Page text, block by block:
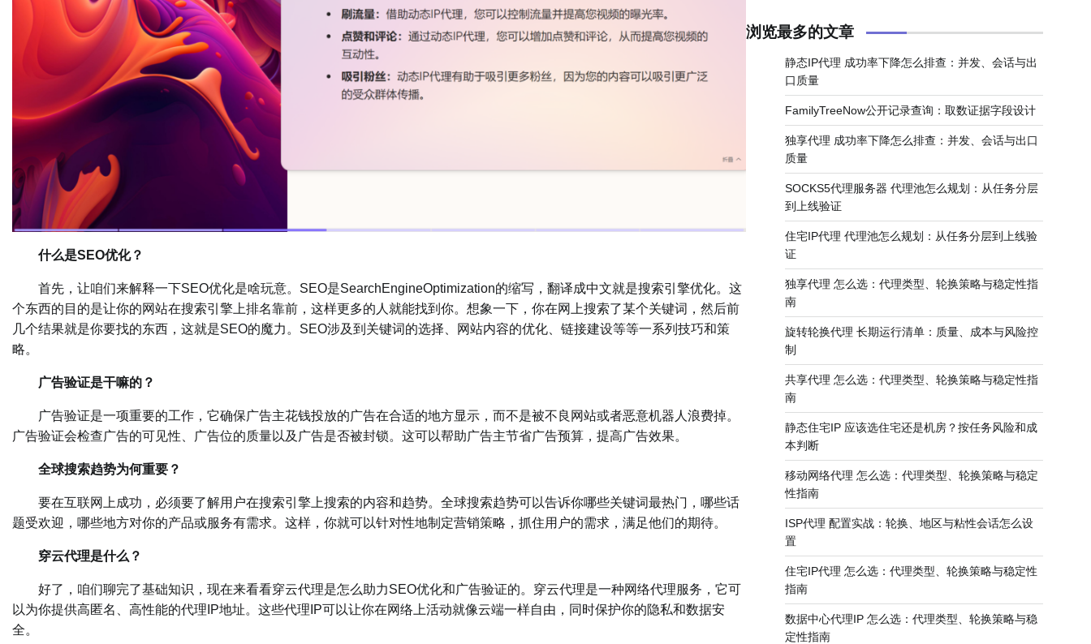
什么是SEO优化？
首先，让咱们来解释一下SEO优化是啥玩意。SEO是SearchEngineOptimization的缩写，翻译成中文就是搜索引擎优化。这
个东西的目的是让你的网站在搜索引擎上排名靠前，这样更多的人就能找到你。想象一下，你在网上搜索了某个关键词，然后前
几个结果就是你要找的东西，这就是SEO的魔力。SEO涉及到关键词的选择、网站内容的优化、链接建设等等一系列技巧和策
略。
广告验证是干嘛的？
广告验证是一项重要的工作，它确保广告主花钱投放的广告在合适的地方显示，而不是被不良网站或者恶意机器人浪费掉。
广告验证会检查广告的可见性、广告位的质量以及广告是否被封锁。这可以帮助广告主节省广告预算，提高广告效果。
全球搜索趋势为何重要？
要在互联网上成功，必须要了解用户在搜索引擎上搜索的内容和趋势。全球搜索趋势可以告诉你哪些关键词最热门，哪些话
题受欢迎，哪些地方对你的产品或服务有需求。这样，你就可以针对性地制定营销策略，抓住用户的需求，满足他们的期待。
穿云代理是什么？
好了，咱们聊完了基础知识，现在来看看穿云代理是怎么助力SEO优化和广告验证的。穿云代理是一种网络代理服务，它可
以为你提供高匿名、高性能的代理IP地址。这些代理IP可以让你在网络上活动就像云端一样自由，同时保护你的隐私和数据安
全。
浏览最多的文章
静态IP代理 成功率下降怎么排查：并发、会话与出
口质量
FamilyTreeNow公开记录查询：取数证据字段设计
独享代理 成功率下降怎么排查：并发、会话与出口
质量
SOCKS5代理服务器 代理池怎么规划：从任务分层
到上线验证
住宅IP代理 代理池怎么规划：从任务分层到上线验
证
独享代理 怎么选：代理类型、轮换策略与稳定性指
南
旋转轮换代理 长期运行清单：质量、成本与风险控
制
共享代理 怎么选：代理类型、轮换策略与稳定性指
南
静态住宅IP 应该选住宅还是机房？按任务风险和成
本判断
移动网络代理 怎么选：代理类型、轮换策略与稳定
性指南
ISP代理 配置实战：轮换、地区与粘性会话怎么设
置
住宅IP代理 怎么选：代理类型、轮换策略与稳定性
指南
数据中心代理IP 怎么选：代理类型、轮换策略与稳
定性指南